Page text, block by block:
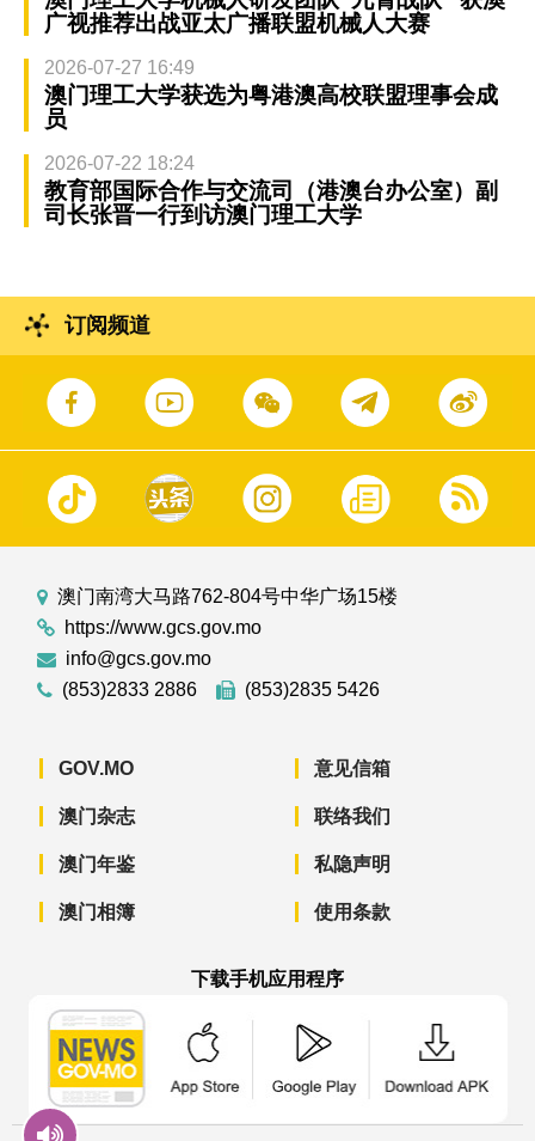
广视推荐出战亚太广播联盟机械人大赛
2026-07-27 16:49
澳门理工大学获选为粤港澳高校联盟理事会成
员
2026-07-22 18:24
教育部国际合作与交流司（港澳台办公室）副
司长张晋一行到访澳门理工大学
订阅频道
澳门南湾大马路762-804号中华广场15楼
https://www.gcs.gov.mo
info@gcs.gov.mo
(853)2833 2886
(853)2835 5426
GOV.MO
澳门杂志
澳门年鉴
澳门相簿
意见信箱
联络我们
私隐声明
使用条款
下载手机应用程序